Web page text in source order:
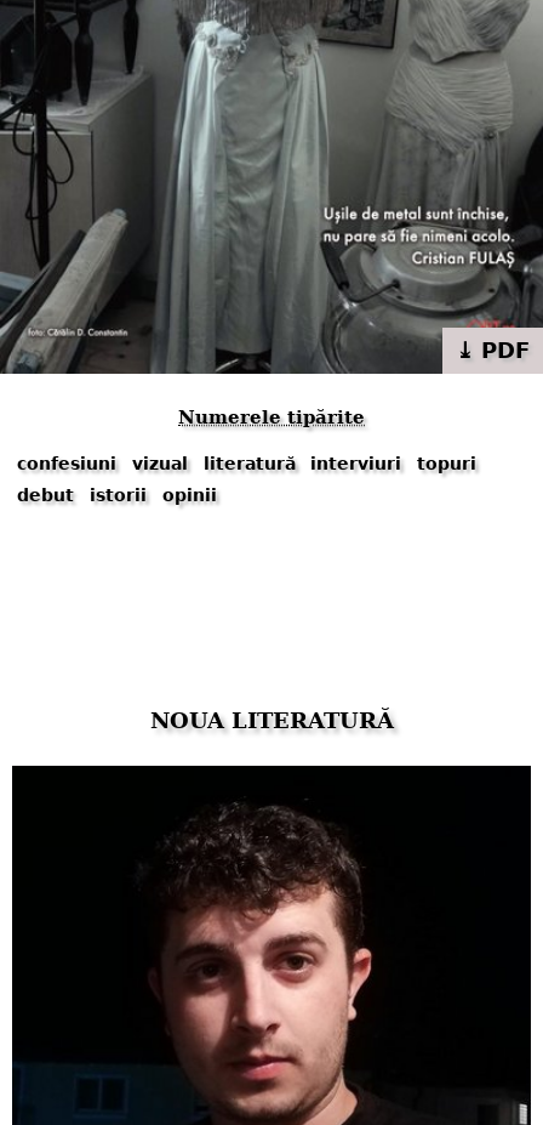
⤓ PDF
Numerele tipărite
confesiuni vizual literatură interviuri
topuri
debut
istorii opinii
NOUA LITERATURĂ